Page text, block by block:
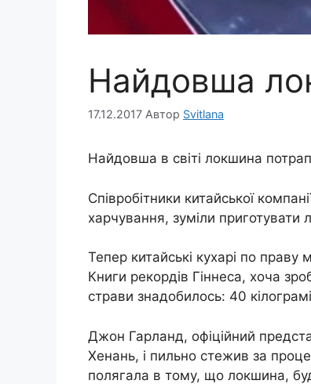
Найдовша
17.12.2017 Автор Svitlana
Найдовша в світі локшина
Співробітники китайської
харчування, зуміли
Тепер китайські кухарі по
Книги рекордів Гіннеса, хоча
страви знадобилось: 40
Джон Гарланд, офіційний
Хенань, і пильно стежив за
полягала в тому, що локшина,